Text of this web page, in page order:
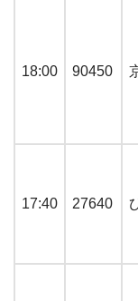
18:00 90450
17:40 27640